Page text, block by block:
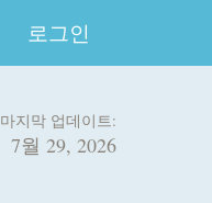
로그인
마지막 업데이트:
7월 29, 2026